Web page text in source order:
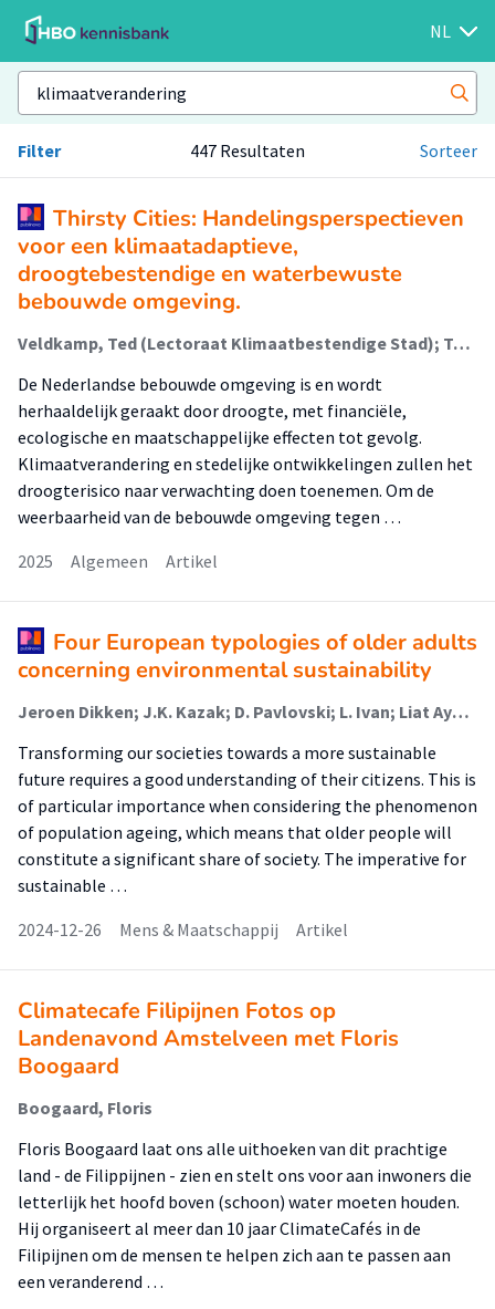
NL
Filter 447 Resultaten Sorteer
Thirsty Cities: Handelingsperspectieven
voor een klimaatadaptieve,
droogtebestendige en waterbewuste
bebouwde omgeving.
Veldkamp, Ted (Lectoraat Klimaatbestendige Stad); Tuinenburg-Jansen, Ariane
De Nederlandse bebouwde omgeving is en wordt
herhaaldelijk geraakt door droogte, met financiële,
ecologische en maatschappelijke effecten tot gevolg.
Klimaatverandering en stedelijke ontwikkelingen zullen het
droogterisico naar verwachting doen toenemen. Om de
weerbaarheid van de bebouwde omgeving tegen …
2025
Algemeen Artikel
Four European typologies of older adults
concerning environmental sustainability
Jeroen Dikken; J.K. Kazak; D. Pavlovski; L. Ivan; Liat Ayalon; J.M. Perek-Białas; Joost van Hoof
Transforming our societies towards a more sustainable
future requires a good understanding of their citizens. This is
of particular importance when considering the phenomenon
of population ageing, which means that older people will
constitute a significant share of society. The imperative for
sustainable …
2024-12-26
Mens & Maatschappij Artikel
Climatecafe Filipijnen Fotos op
Landenavond Amstelveen met Floris
Boogaard
Boogaard, Floris
Floris Boogaard laat ons alle uithoeken van dit prachtige
land - de Filippijnen - zien en stelt ons voor aan inwoners die
letterlijk het hoofd boven (schoon) water moeten houden.
Hij organiseert al meer dan 10 jaar ClimateCafés in de
Filipijnen om de mensen te helpen zich aan te passen aan
een veranderend …